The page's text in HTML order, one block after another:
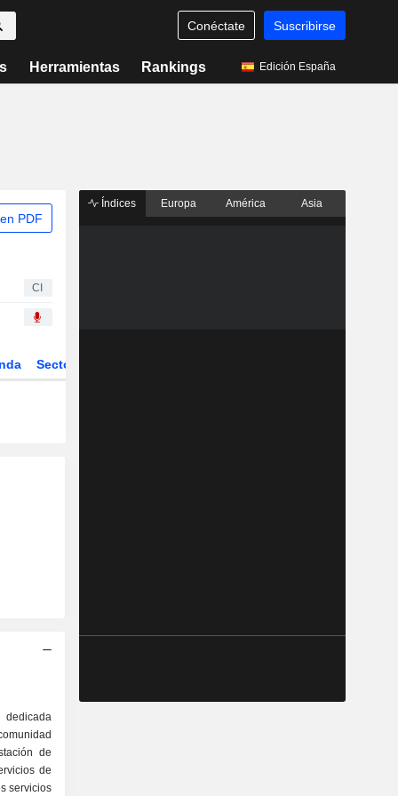
Conéctate Suscribirse
Herramientas Rankings Edición España
PDF
CI
Sector
de
de
servicios
Índices Europa América Asia